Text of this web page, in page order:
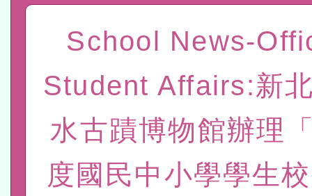
研究院辦理「115年表揚
位及節水達人選拔活動」
115年8月22日(星期六)辦
市孔廟祈福系列活動—儒
航」
2026年桃園地景藝術節教
「2026桃園藝術巡演」活
宜
轉知教育部國民及學前教
School News-
Student Affairs:新
水古蹟博物館辦理
度國民中小學學生